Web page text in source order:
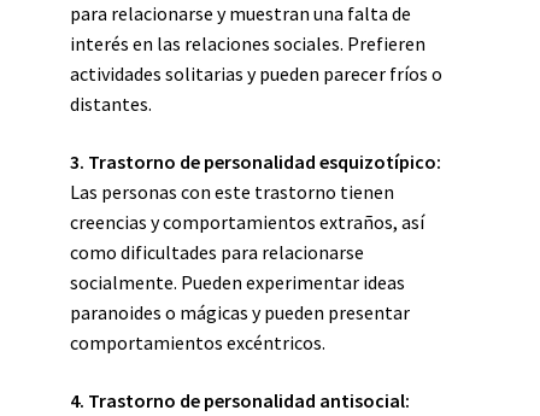
para relacionarse y muestran una falta de
interés en las relaciones sociales. Prefieren
actividades solitarias y pueden parecer fríos o
distantes.
3. Trastorno de personalidad esquizotípico:
Las personas con este trastorno tienen
creencias y comportamientos extraños, así
como dificultades para relacionarse
socialmente. Pueden experimentar ideas
paranoides o mágicas y pueden presentar
comportamientos excéntricos.
4. Trastorno de personalidad antisocial: